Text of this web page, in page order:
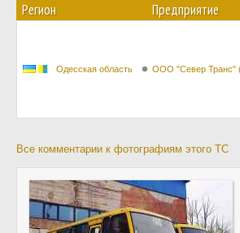
Регион Предприятие
Одесская область ООО "Север Транс"
Все комментарии к фотографиям этого ТС